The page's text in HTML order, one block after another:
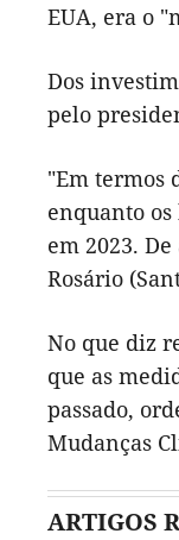
EUA, era o
Dos
pelo
"Em termos
enquanto
em 2023.
Rosário
No que diz
que as
passado,
Mudanças
ARTIGOS